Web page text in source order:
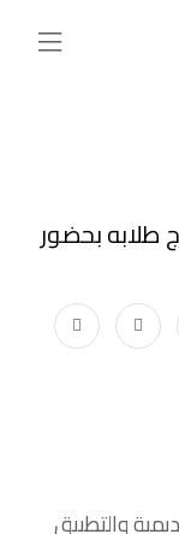
طلابه بحضور
والتطبيق